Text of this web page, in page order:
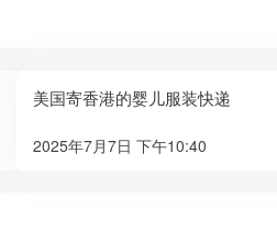
美国寄香港的婴儿服装快递
2025年7月7日 下午10:40